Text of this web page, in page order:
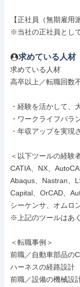
【正社員（無期雇用
※当社の正社員とし
求めている人材
求めている人材
高卒以上／転職回数
・経験を活かして、
・ワークライフバラ
・年収アップを実現
＜以下ツールの経験
CATIA、NX、
Abaqus、Nastran、
Capital、OrCAD、
シーケンサ、オムロ
※上記のツールはあ
＜転職事例＞
前職／自動車部品の
ハーネスの経路設計
前職／設備の機械設